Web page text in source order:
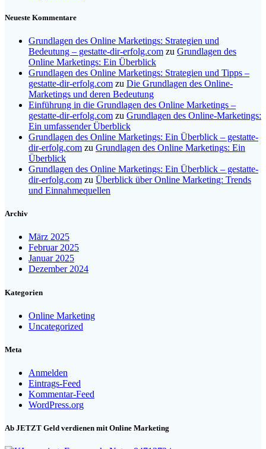
Neueste Kommentare
Grundlagen des Online Marketings: Strategien und
Bedeutung – gestatte-dir-erfolg.com zu Grundlagen des
Online Marketings: Ein Überblick
Grundlagen des Online Marketings: Strategien und Tipps –
gestatte-dir-erfolg.com zu Die Grundlagen des Online-
Marketings und deren Bedeutung
Einführung in die Grundlagen des Online Marketings –
gestatte-dir-erfolg.com zu Grundlagen des Online-Marketings:
Ein umfassender Überblick
Grundlagen des Online Marketings: Ein Überblick – gestatte-
dir-erfolg.com zu Grundlagen des Online Marketings: Ein
Überblick
Grundlagen des Online Marketings: Ein Überblick – gestatte-
dir-erfolg.com zu Überblick über Online Marketing: Trends
und Einnahmequellen
Archiv
März 2025
Februar 2025
Januar 2025
Dezember 2024
Kategorien
Online Marketing
Uncategorized
Meta
Anmelden
Eintrags-Feed
Kommentar-Feed
WordPress.org
Ab JETZT Geld verdienen mit Online Marketing